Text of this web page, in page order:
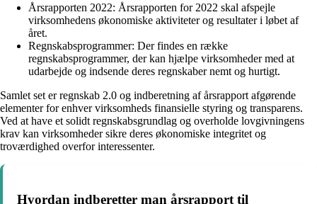
Årsrapporten 2022: Årsrapporten for 2022 skal afspejle
virksomhedens økonomiske aktiviteter og resultater i løbet af
året.
Regnskabsprogrammer: Der findes en række
regnskabsprogrammer, der kan hjælpe virksomheder med at
udarbejde og indsende deres regnskaber nemt og hurtigt.
Samlet set er regnskab 2.0 og indberetning af årsrapport afgørende
elementer for enhver virksomheds finansielle styring og transparens.
Ved at have et solidt regnskabsgrundlag og overholde lovgivningens
krav kan virksomheder sikre deres økonomiske integritet og
troværdighed overfor interessenter.
Hvordan indberetter man årsrapport til